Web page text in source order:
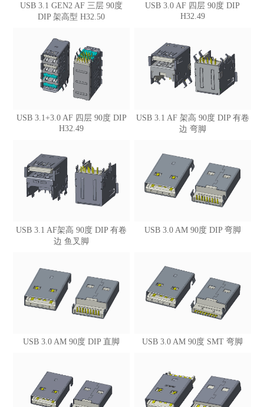
USB 3.1 GEN2 AF 三层 90度
DIP 架高型 H32.50
USB 3.0 AF 四层 90度 DIP
H32.49
USB 3.1+3.0 AF 四层 90度 DIP
H32.49
USB 3.1 AF 架高 90度 DIP 有卷
边 弯脚
USB 3.1 AF架高 90度 DIP 有卷
边 鱼叉脚
USB 3.0 AM 90度 DIP 弯脚
USB 3.0 AM 90度 DIP 直脚 USB 3.0 AM 90度 SMT 弯脚